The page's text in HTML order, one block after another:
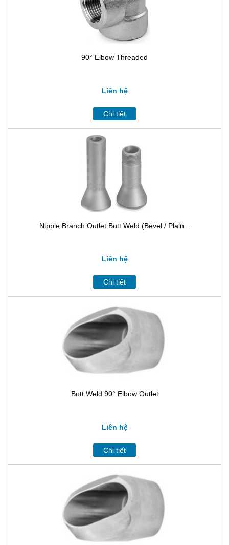
90° Elbow Threaded
Liên hệ
Chi tiết
Nipple Branch Outlet Butt Weld (Bevel / Plain...
Liên hệ
Chi tiết
Butt Weld 90° Elbow Outlet
Liên hệ
Chi tiết